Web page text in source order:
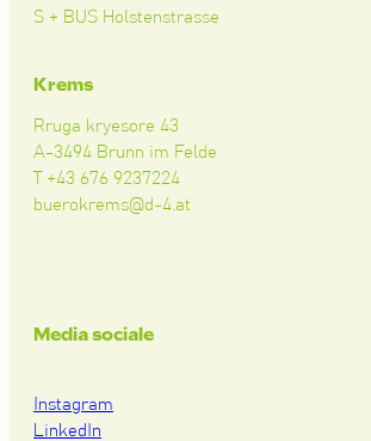
S + BUS Holstenstrasse
Krems
Rruga kryesore 43
A-3494 Brunn im Felde
T +43 676 9237224
buerokrems@d-4.at
Media sociale
Instagram
LinkedIn